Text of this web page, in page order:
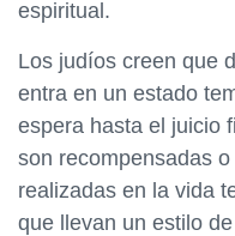
espiritual.
Los judíos creen que
entra en un estado
espera hasta el juicio
son recompensadas
realizadas en la vida
que llevan un estilo